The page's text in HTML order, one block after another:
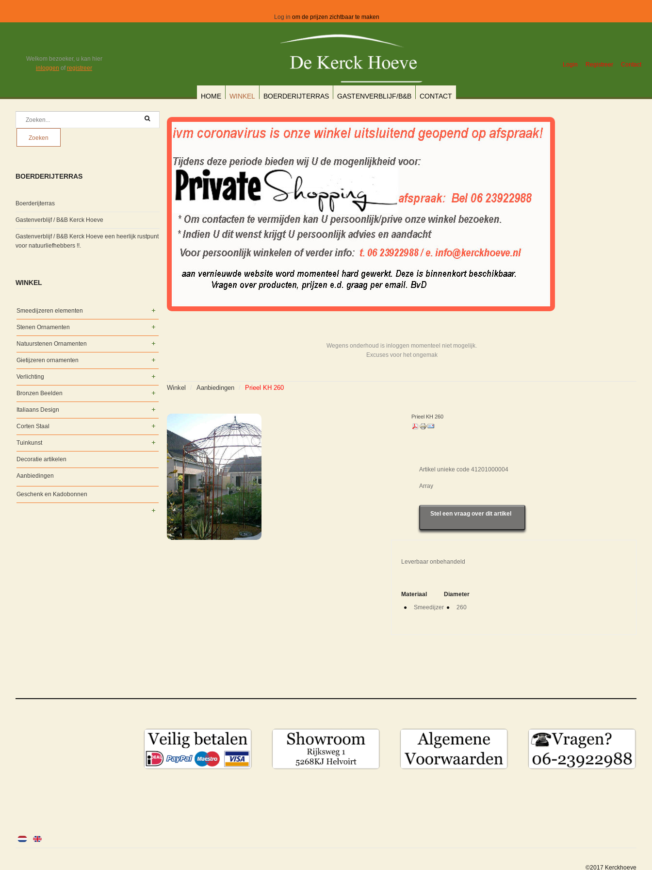
Log in om de prijzen zichtbaar te maken
Welkom bezoeker, u kan hier
inloggen ofregistreer Login Registreer Contact
HOME WINKEL BOERDERIJTERRAS GASTENVERBLIJF/B&B CONTACT
Wegens onderhoud is inloggen momenteel niet mogelijk.
Excuses voor het ongemak
Winkel Aanbiedingen Prieel KH 260
Prieel KH 260
Artikel unieke code 41201000004
Array
Stel een vraag over dit artikel
Leverbaar onbehandeld
Materiaal
Smeedijzer
Diameter
260
BOERDERIJTERRAS
Boerderijterras
Gastenverblijf / B&B Kerck Hoeve
Gastenverblijf / B&B Kerck Hoeve een heerlijk rustpunt
voor natuurliefhebbers !!.
WINKEL
Smeedijzeren elementen
Stenen Ornamenten
Natuurstenen Ornamenten
Gietijzeren ornamenten
Verlichting
Bronzen Beelden
Italiaans Design
Corten Staal
Tuinkunst
Decoratie artikelen
Aanbiedingen
Geschenk en Kadobonnen
©2017 Kerckhoeve